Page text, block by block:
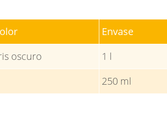
Envase
oscuro 1 l
250 ml